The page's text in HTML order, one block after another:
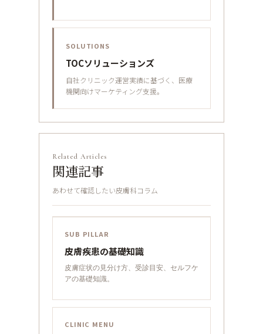
SOLUTIONS
TOCソリューションズ
自社クリニック運営実績に基づく、医療
機関向けマーケティング支援。
Related Articles
関連記事
あわせて確認したい皮膚科コラム
SUB PILLAR
皮膚疾患の基礎知識
皮膚症状の見分け方、受診目安、セルフケ
アの基礎知識。
CLINIC MENU